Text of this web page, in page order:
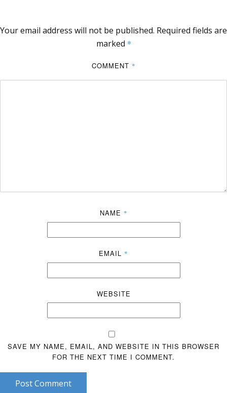
Your email address will not be published. Required fields are
marked *
COMMENT *
NAME *
EMAIL *
WEBSITE
SAVE MY NAME, EMAIL, AND WEBSITE IN THIS BROWSER
FOR THE NEXT TIME I COMMENT.
Post Comment